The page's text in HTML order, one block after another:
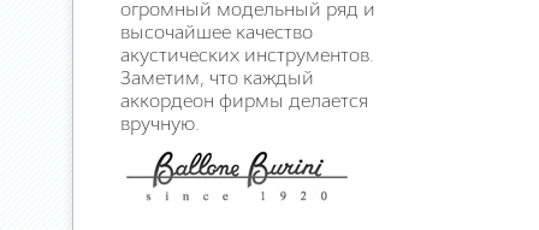
огромный модельный ряд и
высочайшее качество
акустических инструментов.
Заметим, что каждый
аккордеон фирмы делается
вручную.